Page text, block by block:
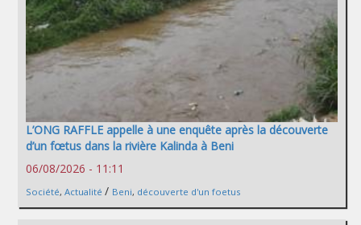
L’ONG RAFFLE appelle à une enquête après la découverte
d’un fœtus dans la rivière Kalinda à Beni
06/08/2026 - 11:11
Société, Actualité / Beni, découverte d'un foetus